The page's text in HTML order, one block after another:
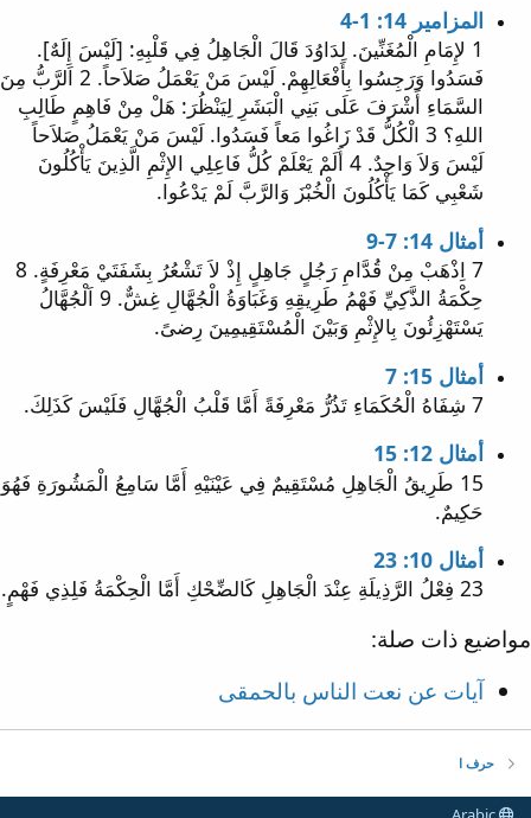
المزامير 14: 1-4
1 لإِمَامِ الْمُغَنِّينَ. لِدَاوُدَ قَالَ الْجَاهِلُ فِي قَلْبِهِ: [لَيْسَ إِلَهٌ].
فَسَدُوا وَرَجِسُوا بِأَفْعَالِهِمْ. لَيْسَ مَنْ يَعْمَلُ صَلاَحاً. 2 اَلرَّبُّ مِنَ
السَّمَاءِ أَشْرَفَ عَلَى بَنِي الْبَشَرِ لِيَنْظُرَ: هَلْ مِنْ فَاهِمٍ طَالِبِ
اللهِ؟ 3 الْكُلُّ قَدْ زَاغُوا مَعاً فَسَدُوا. لَيْسَ مَنْ يَعْمَلُ صَلاَحاً
لَيْسَ وَلاَ وَاحِدٌ. 4 أَلَمْ يَعْلَمْ كُلُّ فَاعِلِي الإِثْمِ الَّذِينَ يَأْكُلُونَ
شَعْبِي كَمَا يَأْكُلُونَ الْخُبْزَ وَالرَّبَّ لَمْ يَدْعُوا.
أمثال 14: 7-9
7 اِذْهَبْ مِنْ قُدَّامِ رَجُلٍ جَاهِلٍ إِذْ لاَ تَشْعُرُ بِشَفَتَيْ مَعْرِفَةٍ. 8
حِكْمَةُ الذَّكِيِّ فَهْمُ طَرِيقِهِ وَغَبَاوَةُ الْجُهَّالِ غِشٌّ. 9 اَلْجُهَّالُ
يَسْتَهْزِئُونَ بِالإِثْمِ وَبَيْنَ الْمُسْتَقِيمِينَ رِضىً.
أمثال 15: 7
7 شِفَاهُ الْحُكَمَاءِ تَذُرُّ مَعْرِفَةً أَمَّا قَلْبُ الْجُهَّالِ فَلَيْسَ كَذَلِكَ.
أمثال 12: 15
15 طَرِيقُ الْجَاهِلِ مُسْتَقِيمٌ فِي عَيْنَيْهِ أَمَّا سَامِعُ الْمَشُورَةِ فَهُوَ
حَكِيمٌ.
أمثال 10: 23
23 فِعْلُ الرَّذِيلَةِ عِنْدَ الْجَاهِلِ كَالضِّحْكِ أَمَّا الْحِكْمَةُ فَلِذِي فَهْمٍ.
مواضيع ذات صلة:
آيات عن نعت الناس بالحمقى
حرف ا